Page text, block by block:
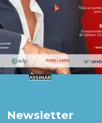
ASSINAR
Newsletter